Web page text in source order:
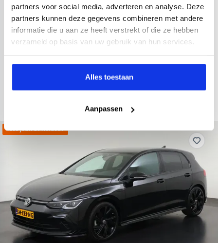
partners voor social media, adverteren en analyse. Deze
partners kunnen deze gegevens combineren met andere
informatie die u aan ze heeft verstrekt of die ze hebben
verzameld op basis van uw gebruik van hun services.
Alles toestaan
Aanpassen
1.5 eTSI Style DSG
2024
Benzine
achteruitrijcamera
Apple Carplay/Android Auto
29.945,- 593,- p.m.